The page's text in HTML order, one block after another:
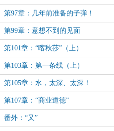
灭！（八千二大章）
第97章：几年前准备的子弹！
第99章：意想不到的见面
第101章：“喀秋莎”（上）
第103章：第一条线（上）
第105章：水，太深、太深！
第107章：“商业道德”
番外：“又”